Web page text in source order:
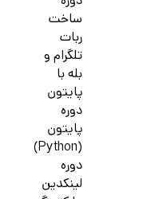
ساخت
ربات
تلگرام و
بله با
پایتون
دوره
پایتون
(Python)
دوره
لینکدین